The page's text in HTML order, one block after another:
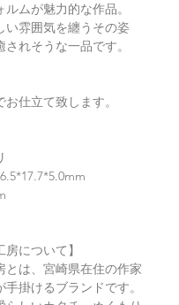
ムが魅力的な作品。
い雰囲気を纏うその姿
れそうな一品です。
仕立て致します。
房について】
とは、宮崎県在住の作家
手掛けるブランドです。